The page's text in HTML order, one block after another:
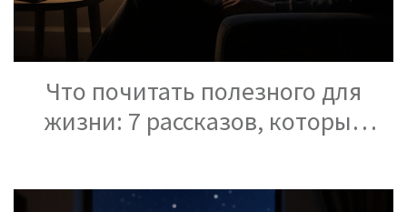
Что почитать полезного для
жизни: 7 рассказов, которые